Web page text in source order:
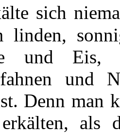
sich
linden,
und Eis,
und
Denn man
erkälten, als